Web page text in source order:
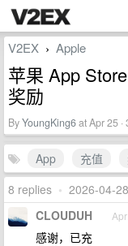
V2EX › Apple
苹果 App
奖励
ByYoungKing6at Apr 25
App 充值
8 replies • 2026-04-
CLOUDUH
感谢，已充